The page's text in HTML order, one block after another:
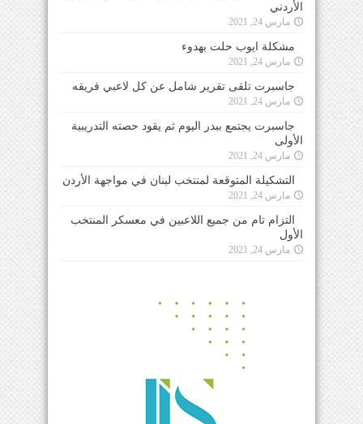
الأردني
مارس 24, 2021
مشكلة ايوب حلت بهدوء
مارس 24, 2021
جاسبرت تلقى تقرير شامل عن كل لاعبي فريقه
مارس 24, 2021
جاسبرت يجتمع ببدر اليوم ثم يقود حصته التدريبية
الأولى
مارس 24, 2021
التشكيلة المتوقعة لمنتخب لبنان في مواجهة الأردن
مارس 24, 2021
التزام تام من جميع اللاعبين في معسكر المنتخب
الأول
مارس 24, 2021